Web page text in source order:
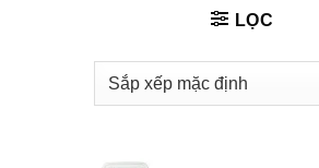
LỌC